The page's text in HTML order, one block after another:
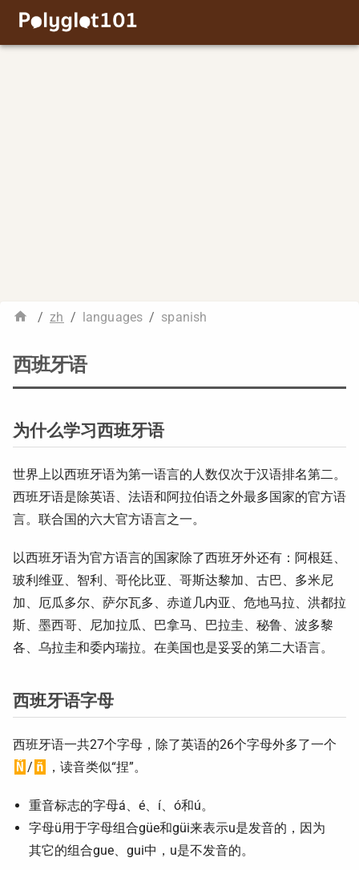
/ zh / languages / spanish
西班牙语
为什么学习西班牙语
世界上以西班牙语为第一语言的人数仅次于汉语排名第二。
西班牙语是除英语、法语和阿拉伯语之外最多国家的官方语
言。联合国的六大官方语言之一。
以西班牙语为官方语言的国家除了西班牙外还有：阿根廷、
玻利维亚、智利、哥伦比亚、哥斯达黎加、古巴、多米尼
加、厄瓜多尔、萨尔瓦多、赤道几内亚、危地马拉、洪都拉
斯、墨西哥、尼加拉瓜、巴拿马、巴拉圭、秘鲁、波多黎
各、乌拉圭和委内瑞拉。在美国也是妥妥的第二大语言。
西班牙语字母
西班牙语一共27个字母，除了英语的26个字母外多了一个
Ñ / ñ ，读音类似“捏”。
重音标志的字母á、é、í、ó和ú。
字母ü用于字母组合güe和güi来表示u是发音的，因为
其它的组合gue、gui中，u是不发音的。